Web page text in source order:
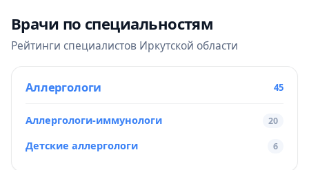
Врачи по специальностям
Рейтинги специалистов Иркутской области
Аллергологи 45
Аллергологи-иммунологи 20
Детские аллергологи 6